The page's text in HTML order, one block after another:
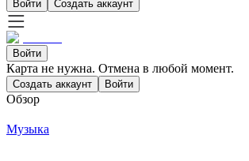
Войти Создать аккаунт
Войти
Карта не нужна. Отмена в любой момент.
Создать аккаунт Войти
Обзор
Музыка